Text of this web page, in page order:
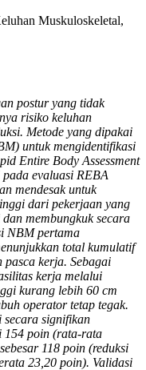
Muskuloskeletal,
postur yang tidak
risiko keluhan
Metode yang dipakai
untuk mengidentifikasi
Entire Body Assessment
evaluasi REBA
mendesak untuk
dari pekerjaan yang
membungkuk secara
NBM pertama
total kumulatif
kerja. Sebagai
kerja melalui
kurang lebih 60 cm
operator tetap tegak.
secara signifikan
154 poin (rata-rata
118 poin (reduksi
23,20 poin). Validasi